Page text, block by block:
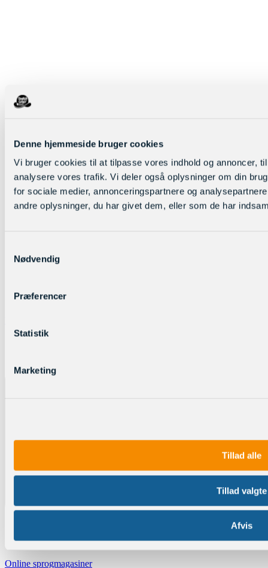
Denne hjemmeside bruger cookies
Vi bruger cookies til at tilpasse vores indhold og annoncer,
analysere vores trafik. Vi deler også oplysninger om din
for sociale medier, annonceringspartnere og
andre oplysninger, du har givet dem, eller som de har
Nødvendig
Præferencer
Statistik
Marketing
Tillad alle
Tillad valgte
Afvis
Online sprogmagasiner